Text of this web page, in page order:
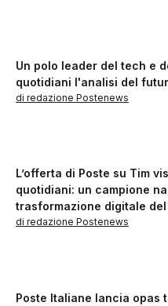
Un polo leader del tech e
quotidiani l'analisi del
di redazione Postenews
L’offerta di Poste su Tim
quotidiani: un campione
trasformazione digitale del
di redazione Postenews
Poste Italiane lancia opas